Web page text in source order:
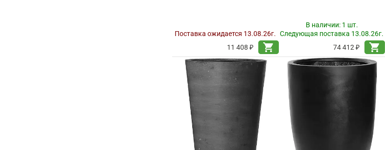
Поставка ожидается 13.08.26г.
11 408 ₽
shopping_cart
В наличии: 1 шт.
Следующая поставка 13.08.26г.
74 412 ₽
shopping_cart